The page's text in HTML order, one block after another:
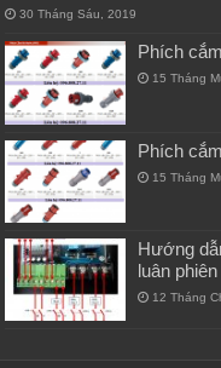
30 Tháng Sáu, 2019
Phích
15 Tháng
Phích
15 Tháng
Hướng
luân phiên
12 Tháng